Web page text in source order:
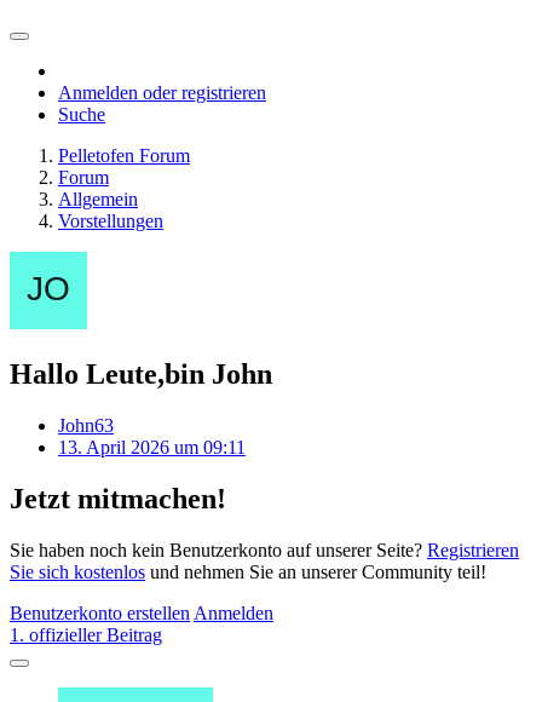
Anmelden oder registrieren
Suche
Pelletofen Forum
Forum
Allgemein
Vorstellungen
Hallo Leute,bin John
John63
13. April 2026 um 09:11
Jetzt mitmachen!
Sie haben noch kein Benutzerkonto auf unserer Seite? Registrieren
Sie sich kostenlos und nehmen Sie an unserer Community teil!
Benutzerkonto erstellen Anmelden
1. offizieller Beitrag